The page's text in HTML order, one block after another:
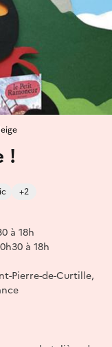
!
+2
à 18h
à 18h
Pierre-de-Curtille,